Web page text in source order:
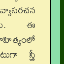
ఈ
స్త్రీ